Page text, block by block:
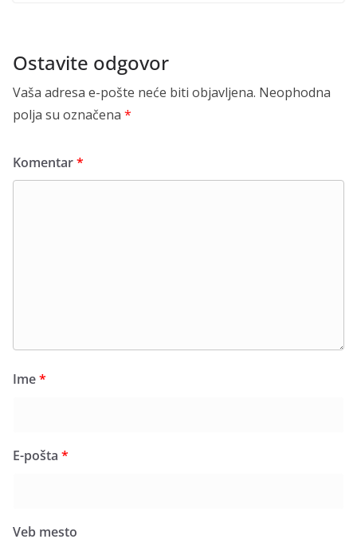
Ostavite odgovor
Vaša adresa e-pošte neće biti objavljena. Neophodna
polja su označena *
Komentar*
Ime*
E-pošta *
Veb mesto